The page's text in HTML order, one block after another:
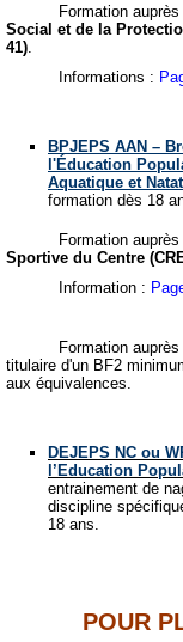
Formation auprès
Social et de la
41)
Informations :
BPJEPS AAN –
l'Éducation
Aquatique et
formation dès 18
Formation auprès
Sportive du Centre
Information :
Formation auprès
titulaire d'un BF2
aux équivalences.
DEJEPS NC ou
l’Education
entrainement de
discipline
18 ans.
POUR